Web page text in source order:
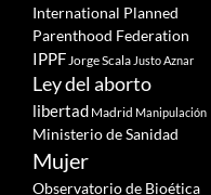
International Planned
Parenthood Federation
IPPFJorge Scala Justo Aznar
Ley del aborto
libertad Madrid Manipulación
Ministerio de Sanidad
Mujer
Observatorio de Bioética